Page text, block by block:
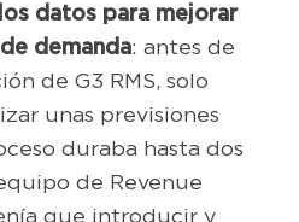
datos para mejorar
demanda: antes de
de G3 RMS, solo
unas previsiones
duraba hasta dos
de Revenue
que introducir y